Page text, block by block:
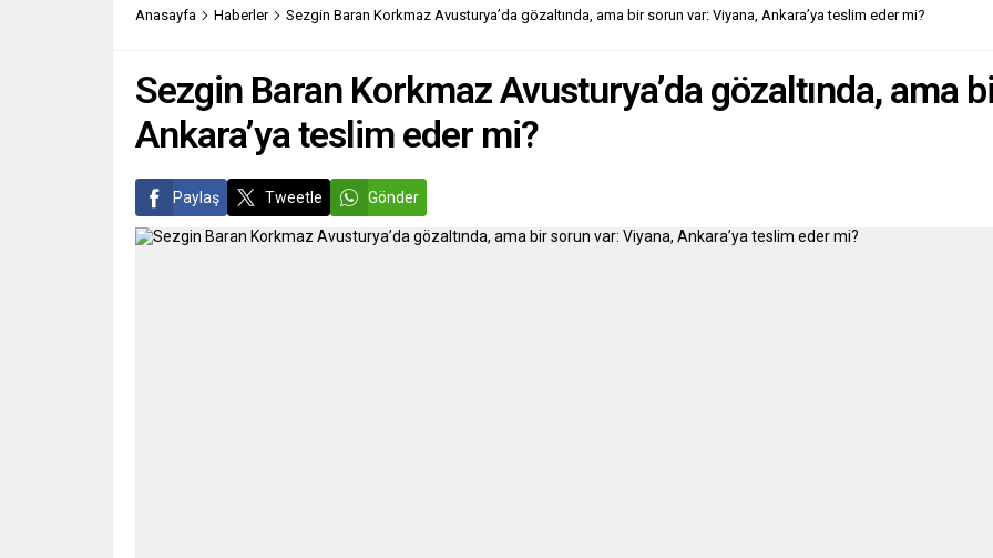
sahibi...
şüpheli araçları gözlemlediği aktarıldı.
Anasayfa Haberler Sezgin Baran Korkmaz Avusturya’da gözaltında, ama bir sorun var: Viyana, Ankara’ya teslim eder mi?
Sezgin Baran Korkmaz Avusturya’da gözaltında, ama
Ankara’ya teslim eder mi?
Paylaş Tweetle Gönder